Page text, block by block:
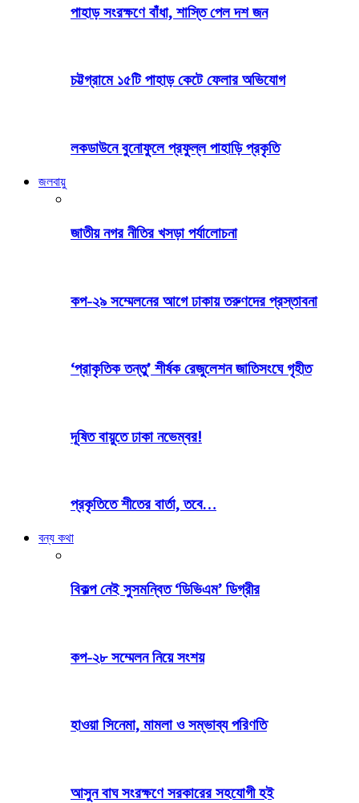
পাহাড় সংরক্ষণে বাঁধা, শাস্তি পেল দশ জন
চট্টগ্রামে ১৫টি পাহাড় কেটে ফেলার অভিযোগ
লকডাউনে বুনোফুলে প্রফুল্ল পাহাড়ি প্রকৃতি
জলবায়ু
জাতীয় নগর নীতির খসড়া পর্যালোচনা
কপ-২৯ সম্মেলনের আগে ঢাকায় তরুণদের প্রস্তাবনা
‘প্রাকৃতিক তন্তু’ শীর্ষক রেজুলেশন জাতিসংঘে গৃহীত
দূষিত বায়ুতে ঢাকা নভেম্বর!
প্রকৃতিতে শীতের বার্তা, তবে…
বন্য কথা
বিকল্প নেই সুসমন্বিত ‘ডিভিএম’ ডিগ্রীর
কপ-২৮ সম্মেলন নিয়ে সংশয়
হাওয়া সিনেমা, মামলা ও সম্ভাব্য পরিণতি
আসুন বাঘ সংরক্ষণে সরকারের সহযোগী হই